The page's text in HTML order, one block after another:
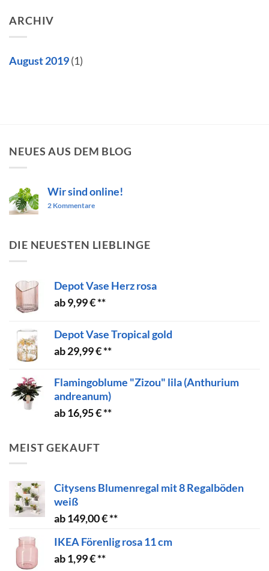
ARCHIV
August 2019(1)
NEUES AUS DEM BLOG
Wir sind online!
2 Kommentarezu
DIE NEUESTEN LIEBLINGE
Depot Vase Herz rosa
9,99€
Depot Vase Tropical gold
29,99€
Flamingoblume "Zizou" lila (Anthurium
andreanum)
16,95€
MEIST GEKAUFT
Citysens Blumenregal mit 8 Regalböden
weiß
149,00€
IKEA Förenlig rosa 11 cm
1,99€